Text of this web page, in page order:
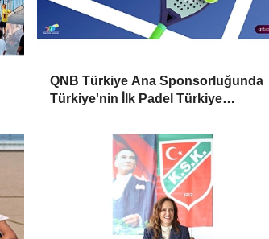
QNB Türkiye Ana Sponsorluğunda
Türkiye'nin İlk Padel Türkiye